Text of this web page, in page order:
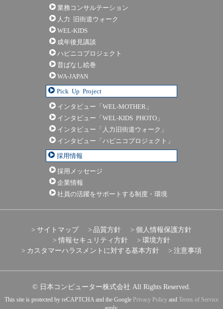
業務コンサルテーション
人力 旧街道ウォーク
WEL-KIDS
成年後見講談
ハピニコプロジェクト
昔ばなし絵巻
WA-JAPAN
Pick Up Project
インタビュー「WEL-MOTHER」
インタビュー「WEL-KIDS PHOTO」
インタビュー「人力旧街道ウォーク」
インタビュー「ハピニコプロジェクト」
採用情報
採用メッセージ
企業情報
社員の活躍をサポートする制度・環境
サイトマップ 品質方針
個人情報保護方針
情報セキュリティ方針
環境方針
カスタマーハラスメントに対する基本方針
注意事項
© 日本コンピューター株式会社 All Rights Reserved.
This site is protected by reCAPTCHA and the Google Privacy Policy and Terms of Service